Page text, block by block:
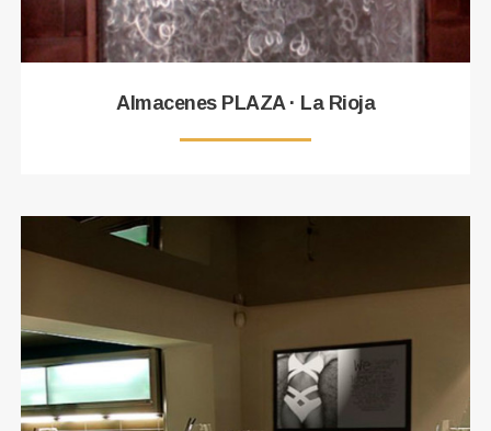
Almacenes PLAZA · La Rioja